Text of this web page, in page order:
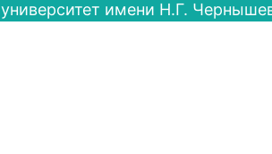
университет имени Н.Г.